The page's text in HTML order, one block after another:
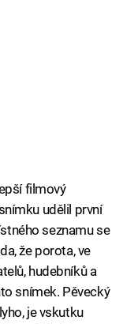
filmový
udělil první
seznamu se
že porota, ve
hudebníků a
snímek. Pěvecký
je vskutku